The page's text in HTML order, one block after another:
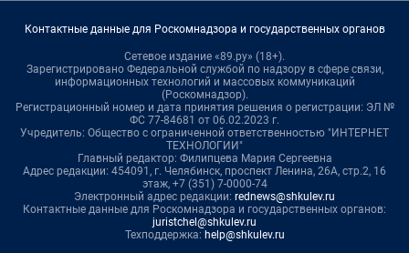
Контактные данные для Роскомнадзора и государственных органов
Сетевое издание «89.ру» (18+).
Зарегистрировано Федеральной службой по надзору в сфере связи,
информационных технологий и массовых коммуникаций
(Роскомнадзор).
Регистрационный номер и дата принятия решения о регистрации: ЭЛ №
ФС 77-84681 от 06.02.2023 г.
Учредитель: Общество с ограниченной ответственностью "ИНТЕРНЕТ
ТЕХНОЛОГИИ"
Главный редактор: Филипцева Мария Сергеевна
Адрес редакции: 454091, г. Челябинск, проспект Ленина, 26А, стр.2, 16
этаж, +7 (351) 7-0000-74
Электронный адрес редакции: rednews@shkulev.ru
Контактные данные для Роскомнадзора и государственных органов:
juristchel@shkulev.ru
Техподдержка: help@shkulev.ru